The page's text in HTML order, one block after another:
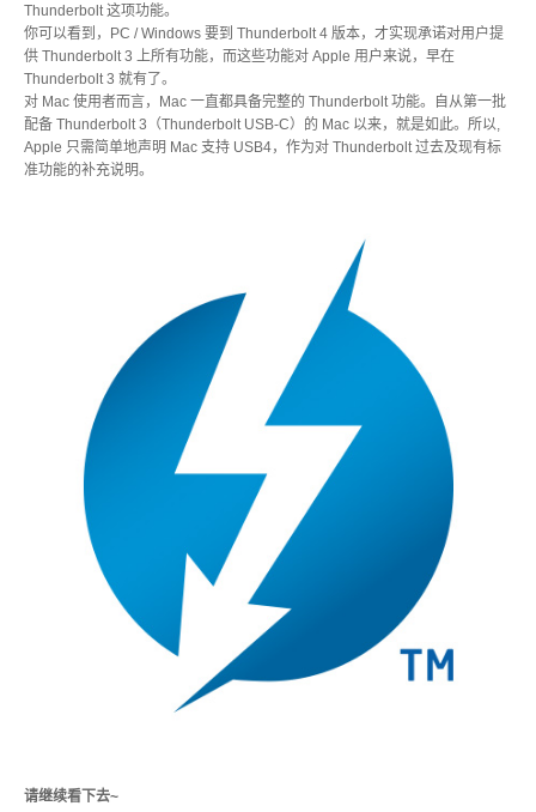
配件类 - 专区
重要公告
获奖讯息
名人推荐
Thunderbolt 这项功能。
你可以看到，PC / Windows 要到 Thunderbolt 4 版本，才实现承诺对用户提
供 Thunderbolt 3 上所有功能，而这些功能对 Apple 用户来说，早在
Thunderbolt 3 就有了。
对 Mac 使用者而言，Mac 一直都具备完整的 Thunderbolt 功能。自从第一批
配备 Thunderbolt 3（Thunderbolt USB-C）的 Mac 以来，就是如此。所以,
Apple 只需简单地声明 Mac 支持 USB4，作为对 Thunderbolt 过去及现有标
准功能的补充说明。
请继续看下去~